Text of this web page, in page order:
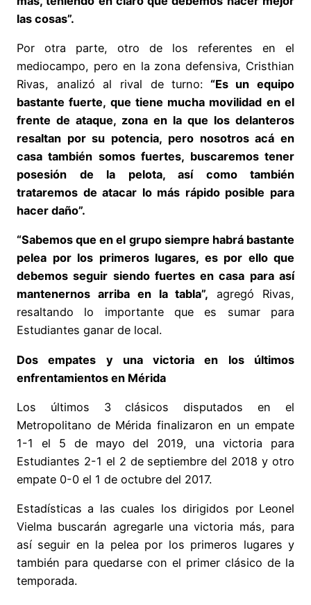
las cosas”.
Por otra parte, otro de los referentes en el
mediocampo, pero en la zona defensiva, Cristhian
Rivas, analizó al rival de turno: “Es un equipo
bastante fuerte, que tiene mucha movilidad en el
frente de ataque, zona en la que los delanteros
resaltan por su potencia, pero nosotros acá en
casa también somos fuertes, buscaremos tener
posesión de la pelota, así como también
trataremos de atacar lo más rápido posible para
hacer daño”.
“Sabemos que en el grupo siempre habrá bastante
pelea por los primeros lugares, es por ello que
debemos seguir siendo fuertes en casa para así
mantenernos arriba en la tabla”, agregó Rivas,
resaltando lo importante que es sumar para
Estudiantes ganar de local.
Dos empates y una victoria en los últimos
enfrentamientos en Mérida
Los últimos 3 clásicos disputados en el
Metropolitano de Mérida finalizaron en un empate
1-1 el 5 de mayo del 2019, una victoria para
Estudiantes 2-1 el 2 de septiembre del 2018 y otro
empate 0-0 el 1 de octubre del 2017.
Estadísticas a las cuales los dirigidos por Leonel
Vielma buscarán agregarle una victoria más, para
así seguir en la pelea por los primeros lugares y
también para quedarse con el primer clásico de la
temporada.